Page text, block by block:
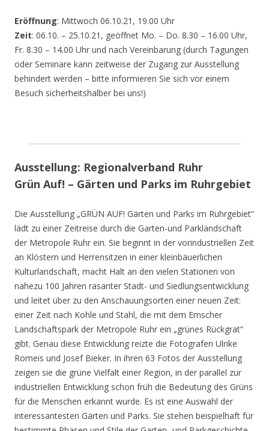
Eröffnung: Mittwoch 06.10.21, 19.00 Uhr
Zeit: 06.10. – 25.10.21, geöffnet Mo. – Do. 8.30 – 16.00 Uhr,
Fr. 8.30 – 14.00 Uhr und nach Vereinbarung (durch Tagungen
oder Seminare kann zeitweise der Zugang zur Ausstellung
behindert werden – bitte informieren Sie sich vor einem
Besuch sicherheitshalber bei uns!)
Ausstellung: Regionalverband Ruhr
Grün Auf! – Gärten und Parks im Ruhrgebiet
Die Ausstellung „GRÜN AUF! Gärten und Parks im Ruhrgebiet“
lädt zu einer Zeitreise durch die Garten-und Parklandschaft
der Metropole Ruhr ein. Sie beginnt in der vorindustriellen Zeit
an Klöstern und Herrensitzen in einer kleinbäuerlichen
Kulturlandschaft, macht Halt an den vielen Stationen von
nahezu 100 Jahren rasanter Stadt- und Siedlungsentwicklung
und leitet über zu den Anschauungsorten einer neuen Zeit:
einer Zeit nach Kohle und Stahl, die mit dem Emscher
Landschaftspark der Metropole Ruhr ein „grünes Rückgrat“
gibt. Genau diese Entwicklung reizte die Fotografen Ulrike
Romeis und Josef Bieker. In ihren 63 Fotos der Ausstellung
zeigen sie die grüne Vielfalt einer Region, in der parallel zur
industriellen Entwicklung schon früh die Bedeutung des Grüns
für die Menschen erkannt wurde. Es ist eine Auswahl der
interessantesten Gärten und Parks. Sie stehen beispielhaft für